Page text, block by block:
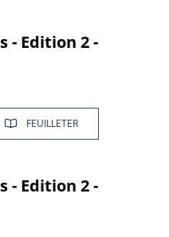
- Edition 2 -
FEUILLETER
- Edition 2 -